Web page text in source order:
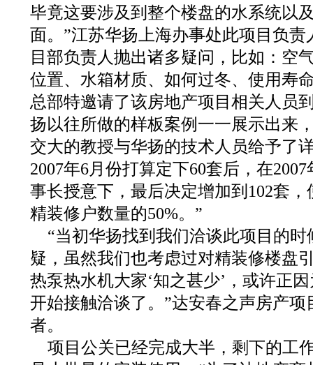
毕竟这要涉及到整个楼盘的水系统以
面。”江苏华扬上海办事处此项目负
目部负责人抛出诸多疑问，比如：空
位置、水箱材质、如何过冬、使用寿
总部特邀请了该房地产项目相关人员
扬以往所做的样板案例一一展示出来
交大的教授与华扬的技术人员给予了
2007年6月份打算定下60套后，在
事长授意下，最后决定增加到102套
精装修户数量的50%。”
“当初华扬找到我们洽谈此项目的
疑，虽然我们也考虑过对精装修楼盘
热泵热水机大家‘知之甚少’，或许正
开始接触洽谈了。”达安春之声房产
者。
项目公关已经完成大半，剩下的工